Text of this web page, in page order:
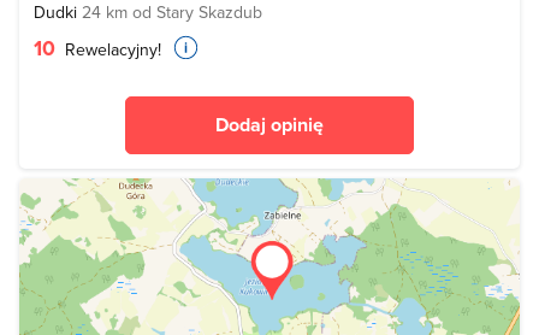
Dudki 24 km od Stary Skazdub
10 Rewelacyjny!
Dodaj opinię